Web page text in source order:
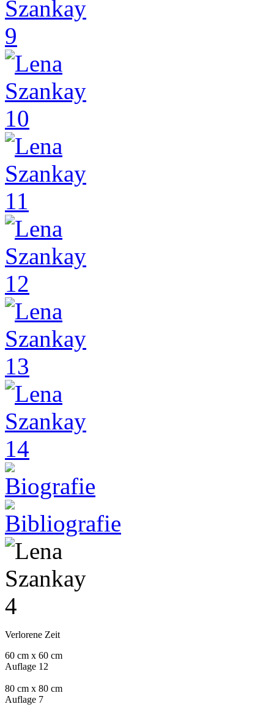
Verlorene Zeit
60 cm x 60 cm
Auflage 12
80 cm x 80 cm
Auflage 7